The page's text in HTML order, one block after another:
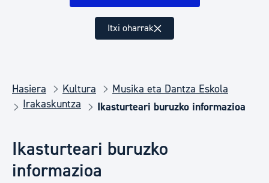
Itxi oharrak
Hasiera Kultura
Musika eta Dantza Eskola
Irakaskuntza
Ikasturteari buruzko informazioa
Ikasturteari buruzko
informazioa